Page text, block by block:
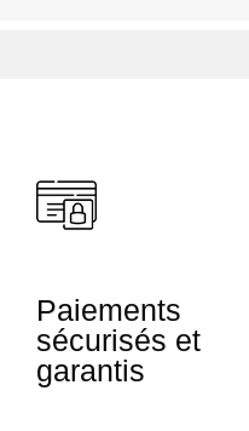
Paiements
sécurisés et
garantis